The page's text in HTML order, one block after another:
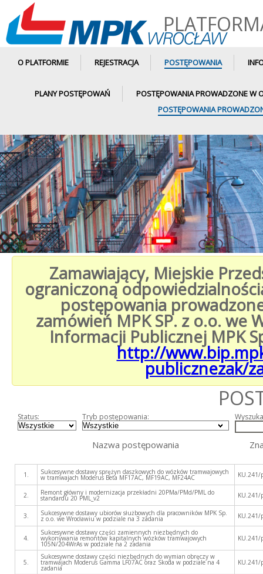
O PLATFORMIE REJESTRACJA POSTĘPOWANIA
PLANY POSTĘPOWAŃ
POSTĘPOWANIA PROWADZONE W
POSTĘPOWANIA
Zamawiający, Miejskie
ograniczoną
postępowania
zamówień MPK SP. z o.o. we
Informacji Publicznej MPK
http://
publicznezak/
Status: Tryb postępowania:
Nazwa postępowania
1. Sukcesywne dostawy sprężyn daszkowych do wózków tramwajowych
w tramwajach Moderus Beta MF17AC, MF19AC, MF24AC KU.241/
2. Remont główny i modernizacja przekładni 20PMa/PMd/PML do
standardu 20 PML_v2 KU.241/
3. Sukcesywne dostawy ubiorów służbowych dla pracowników MPK Sp.
z o.o. we Wrocławiu w podziale na 3 zadania KU.241/
4.
Sukcesywne dostawy części zamiennych niezbędnych do
wykonywania remontów kapitalnych wózków tramwajowych
105N/204WrAs w podziale na 2 zadania
KU.241/
5.
Sukcesywne dostawy części niezbędnych do wymian obręczy w
tramwajach Moderus Gamma LF07AC oraz Skoda w podziale na 4
zadania
KU.241/